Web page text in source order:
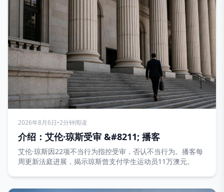
2026年8月6日•2分钟阅读
介绍：艾伦·琼斯受审 &#8211; 播客
艾伦·琼斯因22项不当行为指控受审，否认不当行为。播客每
周更新法庭进展，揭示琼斯曾支付学生运动员11万澳元。